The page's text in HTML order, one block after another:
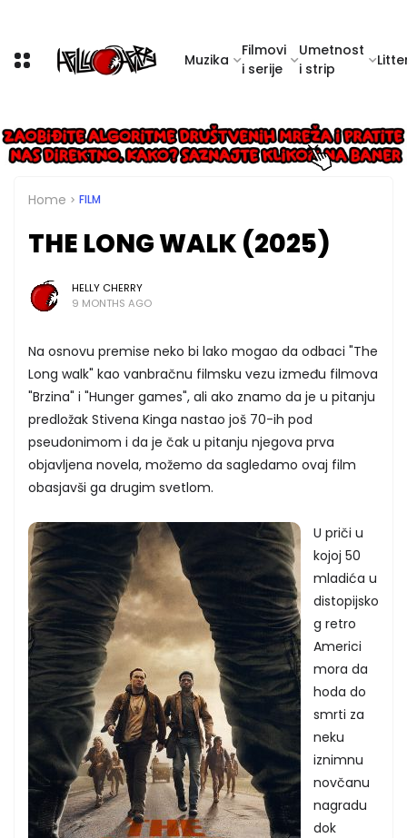
Muzika
Filmovi
i serije
Umetnost
i strip
Home FILM
THE LONG WALK (2025)
HELLY CHERRY
9 MONTHS AGO
Na osnovu premise neko bi lako mogao da odbaci "The
Long walk" kao vanbračnu filmsku vezu između filmova
"Brzina" i "Hunger games", ali ako znamo da je u pitanju
predložak Stivena Kinga nastao još 70-ih pod
pseudonimom i da je čak u pitanju njegova prva
objavljena novela, možemo da sagledamo ovaj film
obasjavši ga drugim svetlom.
U priči u
kojoj 50
mladića u
distopijsko
g retro
Americi
mora da
hoda do
smrti za
neku
iznimnu
novčanu
nagradu
dok